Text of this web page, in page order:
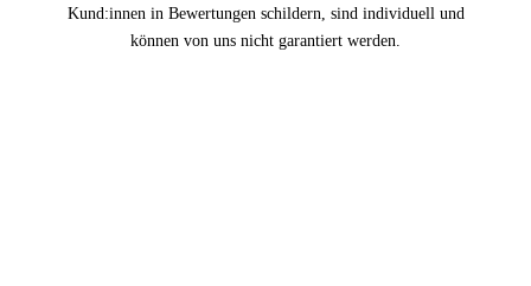
Kund:innen in Bewertungen schildern, sind individuell und
können von uns nicht garantiert werden.